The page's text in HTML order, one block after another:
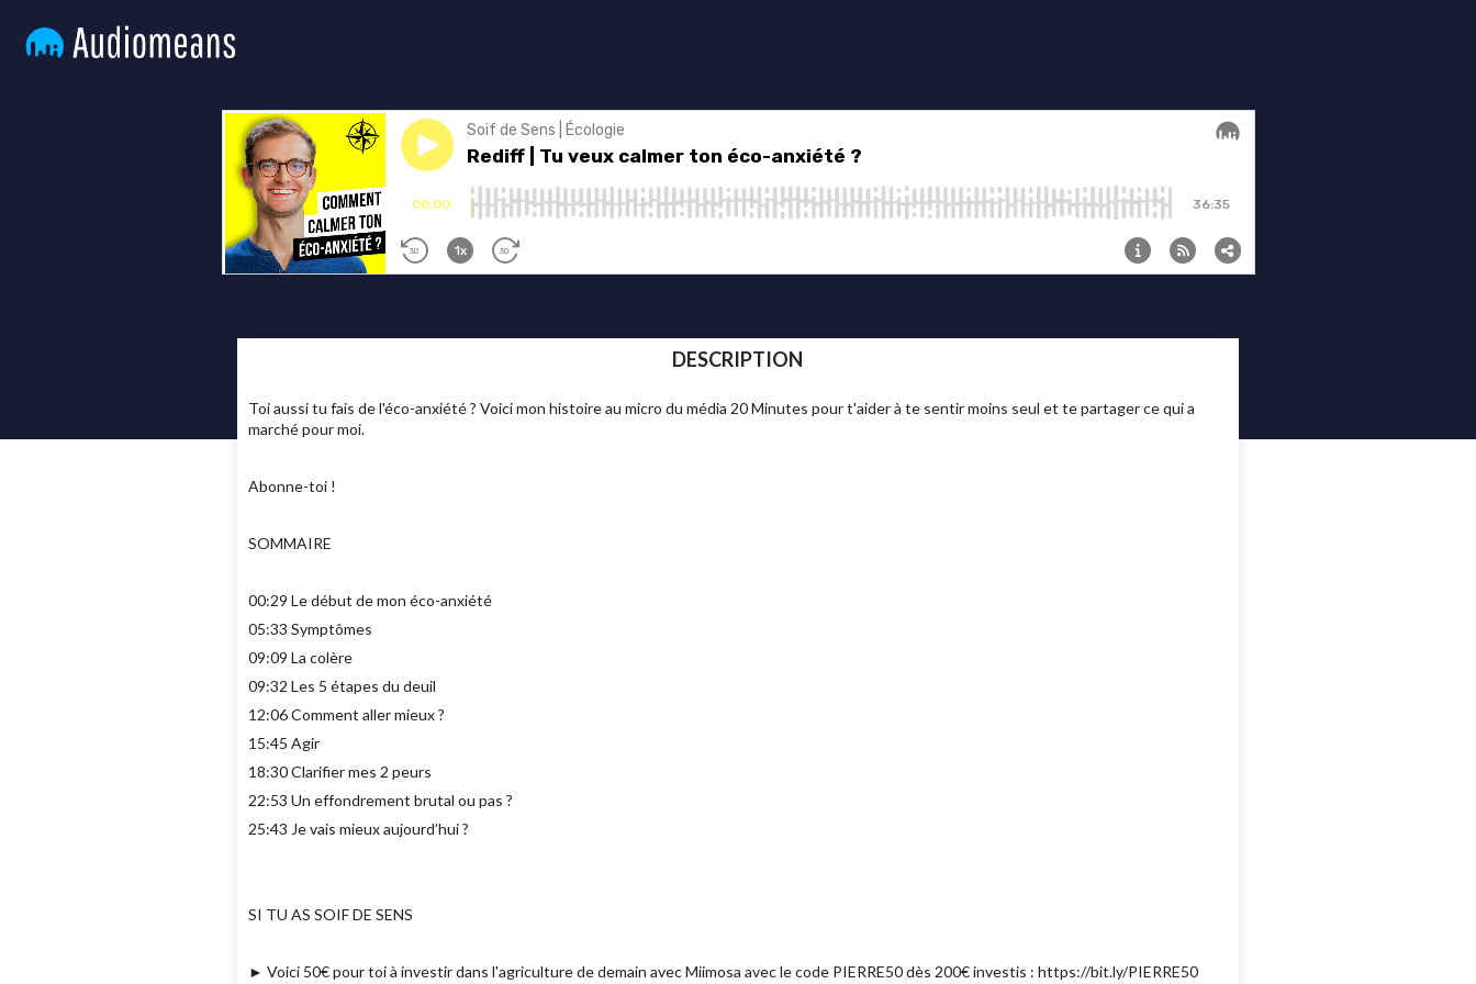
DESCRIPTION
Toi aussi tu fais de l'éco-anxiété ? Voici mon histoire au micro du média 20 Minutes pour t'aider à te sentir moins seul et te partager ce qui a
marché pour moi.
Abonne-toi !
SOMMAIRE
00:29 Le début de mon éco-anxiété
05:33 Symptômes
09:09 La colère
09:32 Les 5 étapes du deuil
12:06 Comment aller mieux ?
15:45 Agir
18:30 Clarifier mes 2 peurs
22:53 Un effondrement brutal ou pas ?
25:43 Je vais mieux aujourd’hui ?
SI TU AS SOIF DE SENS
► Voici 50€ pour toi à investir dans l'agriculture de demain avec Miimosa avec le code PIERRE50 dès 200€ investis : https://bit.ly/PIERRE50